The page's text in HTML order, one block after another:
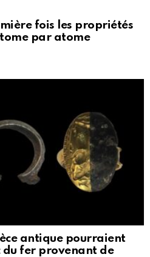
fois les propriétés
par atome
antique pourraient
du fer provenant de